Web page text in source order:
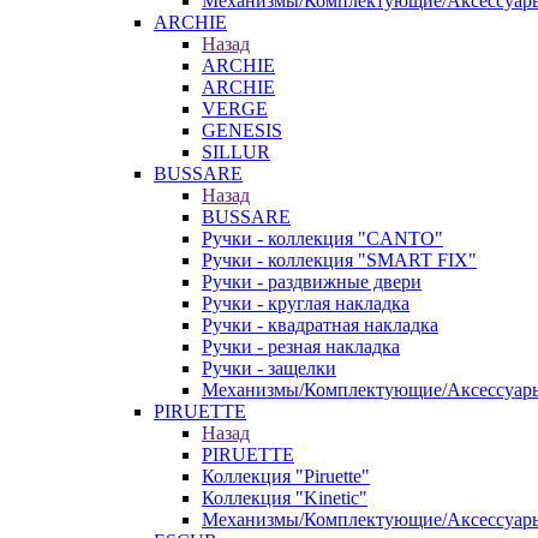
ARCHIE
Назад
ARCHIE
ARCHIE
VERGE
GENESIS
SILLUR
BUSSARE
Назад
BUSSARE
Ручки - коллекция "CANTO"
Ручки - коллекция "SMART FIX"
Ручки - раздвижные двери
Ручки - круглая накладка
Ручки - квадратная накладка
Ручки - резная накладка
Ручки - защелки
Механизмы/Комплектующие/
PIRUETTE
Назад
PIRUETTE
Коллекция "Piruette"
Коллекция "Kinetic"
Механизмы/Комплектующие/